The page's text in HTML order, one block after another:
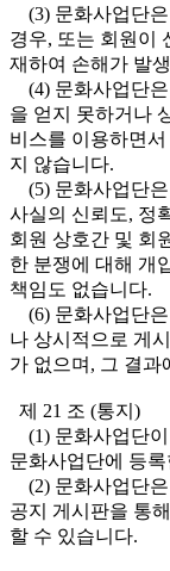
(3) 문화사업단은
경우, 또는 회원이
재하여 손해가 발
(4) 문화사업단은
을 얻지 못하거나
비스를 이용하면
지 않습니다.
(5) 문화사업단은
사실의 신뢰도, 정
회원 상호간 및 회
한 분쟁에 대해 개
책임도 없습니다.
(6) 문화사업단은
나 상시적으로 게
가 없으며, 그 결과
제 21 조 (통지)
(1) 문화사업단이
문화사업단에 등
(2) 문화사업단은
공지 게시판을 통
할 수 있습니다.